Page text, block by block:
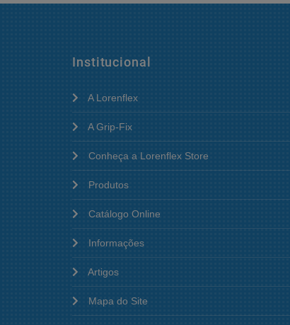
Institucional
A Lorenflex
A Grip-Fix
Conheça a Lorenflex Store
Produtos
Catálogo Online
Informações
Artigos
Mapa do Site